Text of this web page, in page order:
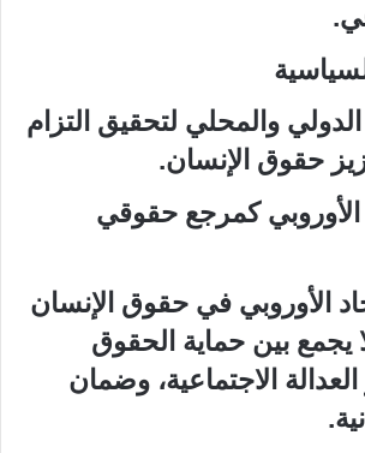
والمحلي لتحقيق التزام
حقوق الإنسان.
الأوروبي كمرجع حقوقي
الأوروبي في حقوق الإنسان
يجمع بين حماية الحقوق
العدالة الاجتماعية، وضمان